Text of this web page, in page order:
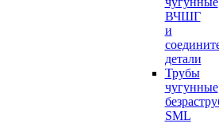
ВЧШГ
и
детали
Трубы
чугунные
SML